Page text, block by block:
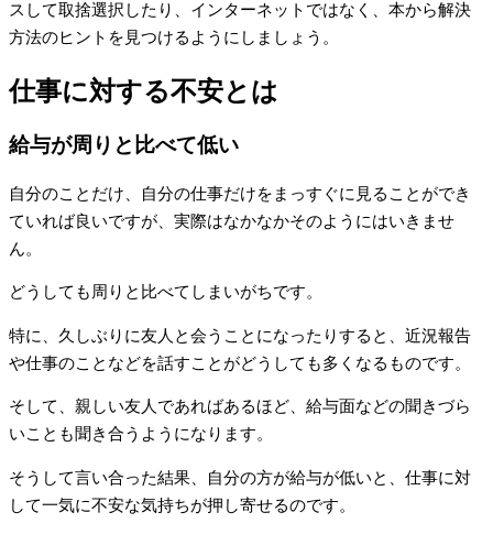
スして取捨選択したり、インターネットではなく、本から解決
方法のヒントを見つけるようにしましょう。
仕事に対する不安とは
給与が周りと比べて低い
自分のことだけ、自分の仕事だけをまっすぐに見ることができ
ていれば良いですが、実際はなかなかそのようにはいきませ
ん。
どうしても周りと比べてしまいがちです。
特に、久しぶりに友人と会うことになったりすると、近況報告
や仕事のことなどを話すことがどうしても多くなるものです。
そして、親しい友人であればあるほど、給与面などの聞きづら
いことも聞き合うようになります。
そうして言い合った結果、自分の方が給与が低いと、仕事に対
して一気に不安な気持ちが押し寄せるのです。